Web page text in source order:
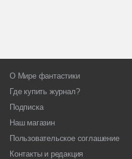
О Мире фантастики
Где купить журнал?
Подписка
Наш магазин
Пользовательское соглашение
Контакты и редакция